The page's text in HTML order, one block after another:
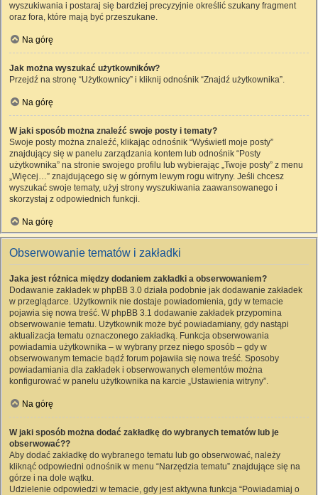
wyszukiwania i postaraj się bardziej precyzyjnie określić szukany fragment
oraz fora, które mają być przeszukane.
Na górę
Jak można wyszukać użytkowników?
Przejdź na stronę “Użytkownicy” i kliknij odnośnik “Znajdź użytkownika”.
Na górę
W jaki sposób można znaleźć swoje posty i tematy?
Swoje posty można znaleźć, klikając odnośnik “Wyświetl moje posty”
znajdujący się w panelu zarządzania kontem lub odnośnik “Posty
użytkownika” na stronie swojego profilu lub wybierając „Twoje posty” z menu
„Więcej…” znajdującego się w górnym lewym rogu witryny. Jeśli chcesz
wyszukać swoje tematy, użyj strony wyszukiwania zaawansowanego i
skorzystaj z odpowiednich funkcji.
Na górę
Obserwowanie tematów i zakładki
Jaka jest różnica między dodaniem zakładki a obserwowaniem?
Dodawanie zakładek w phpBB 3.0 działa podobnie jak dodawanie zakładek
w przeglądarce. Użytkownik nie dostaje powiadomienia, gdy w temacie
pojawia się nowa treść. W phpBB 3.1 dodawanie zakładek przypomina
obserwowanie tematu. Użytkownik może być powiadamiany, gdy nastąpi
aktualizacja tematu oznaczonego zakładką. Funkcja obserwowania
powiadamia użytkownika – w wybrany przez niego sposób – gdy w
obserwowanym temacie bądź forum pojawiła się nowa treść. Sposoby
powiadamiania dla zakładek i obserwowanych elementów można
konfigurować w panelu użytkownika na karcie „Ustawienia witryny”.
Na górę
W jaki sposób można dodać zakładkę do wybranych tematów lub je
obserwować??
Aby dodać zakładkę do wybranego tematu lub go obserwować, należy
kliknąć odpowiedni odnośnik w menu “Narzędzia tematu” znajdujące się na
górze i na dole wątku.
Udzielenie odpowiedzi w temacie, gdy jest aktywna funkcja “Powiadamiaj o